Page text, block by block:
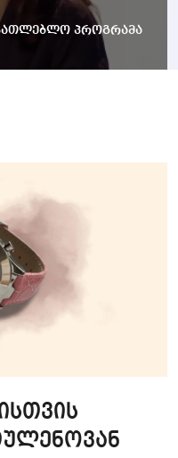
პროგრამა